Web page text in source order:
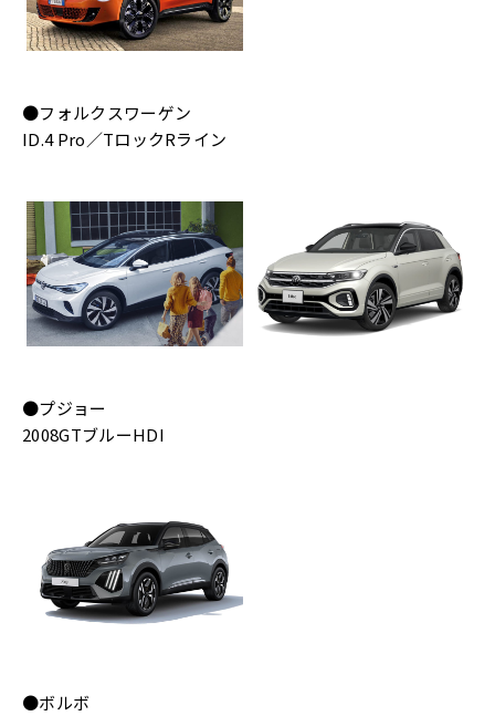
●フォルクスワーゲン
ID.4 Pro／TロックRライン
●プジョー
2008GTブルーHDI
●ボルボ